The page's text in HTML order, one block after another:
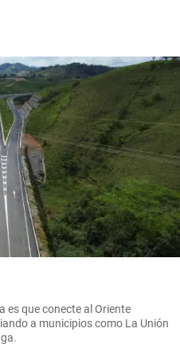
es que conecte al Oriente
a municipios como La Unión